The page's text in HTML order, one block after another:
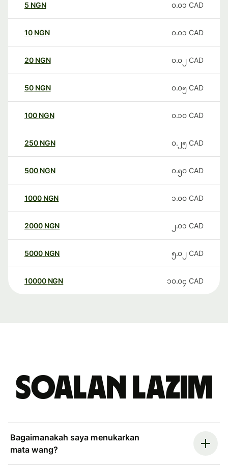
5 NGN ၀.၀၁ CAD
10 NGN ၀.၀၁ CAD
20 NGN ၀.၀၂ CAD
50 NGN ၀.၀၅ CAD
100 NGN ၀.၁၀ CAD
250 NGN ၀.၂၅ CAD
500 NGN ၀.၅၀ CAD
1000 NGN ၁.၀၀ CAD
2000 NGN ၂.၀၁ CAD
5000 NGN ၅.၀၂ CAD
10000 NGN ၁၀.၀၄ CAD
Soalan Lazim
Bagaimanakah saya menukarkan
mata wang?